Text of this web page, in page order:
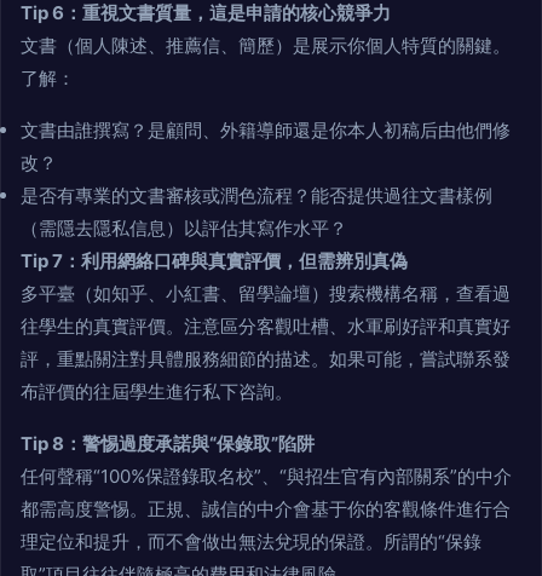
Tip 6：重視文書質量，這是申請的核心競爭力
文書（個人陳述、推薦信、簡歷）是展示你個人特質的關鍵。
了解：
文書由誰撰寫？是顧問、外籍導師還是你本人初稿后由他們修
改？
是否有專業的文書審核或潤色流程？能否提供過往文書樣例
（需隱去隱私信息）以評估其寫作水平？
Tip 7：利用網絡口碑與真實評價，但需辨別真偽
多平臺（如知乎、小紅書、留學論壇）搜索機構名稱，查看過
往學生的真實評價。注意區分客觀吐槽、水軍刷好評和真實好
評，重點關注對具體服務細節的描述。如果可能，嘗試聯系發
布評價的往屆學生進行私下咨詢。
Tip 8：警惕過度承諾與“保錄取”陷阱
任何聲稱“100%保證錄取名校”、“與招生官有內部關系”的中介
都需高度警惕。正規、誠信的中介會基于你的客觀條件進行合
理定位和提升，而不會做出無法兌現的保證。所謂的“保錄